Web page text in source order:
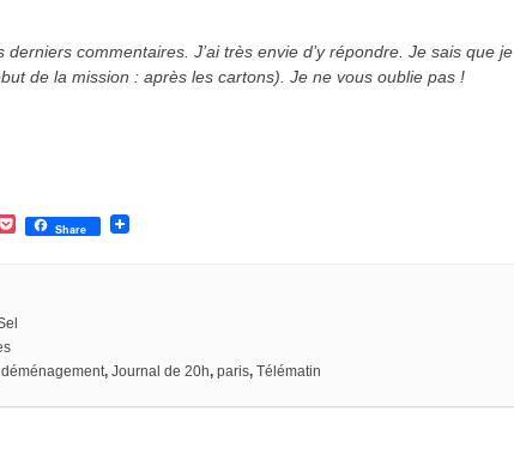
commentaires. J’ai très envie d’y répondre. Je sais que je
de la mission : après les cartons). Je ne vous oublie pas !
P
o
t
Share
déménagement, Journal de 20h, paris, Télématin